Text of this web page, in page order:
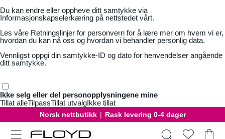
Du kan endre eller oppheve ditt samtykke via
Informasjonskapselerkæring på nettstedet vårt.
Les våre Retningslinjer for personvern for å lære mer om hvem vi er,
hvordan du kan nå oss og hvordan vi behandler personlig data.
Vennligst oppgi din samtykke-ID og dato for henvendelser angående
ditt samtykke.
Ikke selg eller del personopplysningene mine
Tillat alleTilpassTillat utvalgIkke tillat
Norsk nettbutikk | Rask levering 0-4 dager